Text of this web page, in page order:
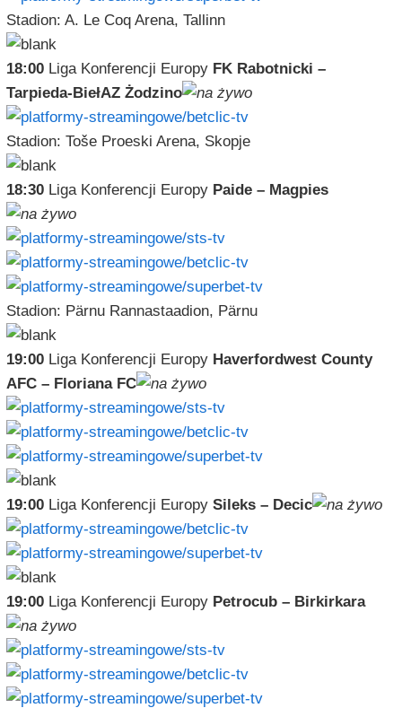
Stadion: A. Le Coq Arena, Tallinn
18:00Liga Konferencji Europy FK Rabotnicki –
Tarpieda-BiełAZ Żodzino
Stadion: Toše Proeski Arena, Skopje
18:30Liga Konferencji Europy Paide – Magpies
Stadion: Pärnu Rannastaadion, Pärnu
19:00Liga Konferencji Europy Haverfordwest County
AFC – Floriana FC
19:00Liga Konferencji Europy Sileks – Decic
19:00Liga Konferencji Europy Petrocub – Birkirkara